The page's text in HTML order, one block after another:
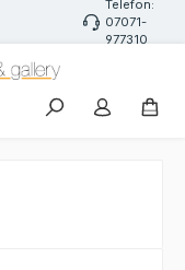
Telefon:
07071-
977310